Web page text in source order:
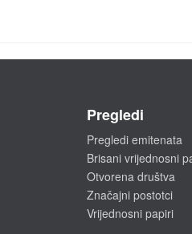
Pregledi
Pregledi emitenata
Brisani vrijednosni
Otvorena društva
Značajni postotci
Vrijednosni papiri